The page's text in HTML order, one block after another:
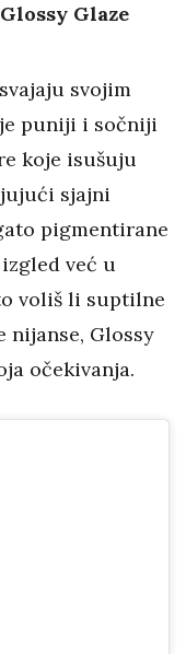
Glaze
svojim
puniji i sočniji
koje isušuju
sjajni
pigmentirane
već u
voliš li suptilne
nijanse, Glossy
očekivanja.